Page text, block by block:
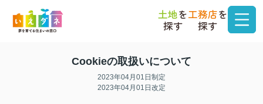
土地を
探す
工務店を
探す
Cookieの取扱いについて
2023年04月01日制定
2023年04月01日改定